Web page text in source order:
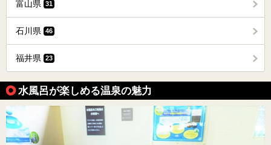
富山県 31
石川県 46
福井県 23
水風呂が楽しめる温泉の魅力